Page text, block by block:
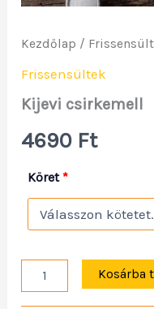
Kezdőlap /
Frissensültek
Kijevi csirkemell
4690 Ft
Köret*
Kosárba